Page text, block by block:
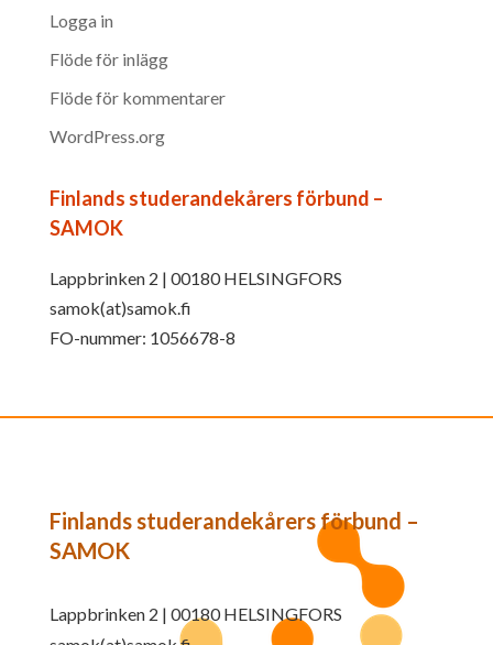
Logga in
Flöde för inlägg
Flöde för kommentarer
WordPress.org
Finlands studerandekårers förbund –
SAMOK
Lappbrinken 2 | 00180 HELSINGFORS
samok(at)samok.fi
FO-nummer: 1056678-8
Finlands studerandekårers förbund –
SAMOK
Lappbrinken 2 | 00180 HELSINGFORS